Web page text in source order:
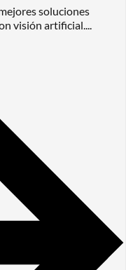
soluciones
visión artificial....